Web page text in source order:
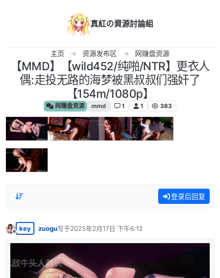
真紅の資源討論組
主页 资源发布区 网赚盘资源
【MMD】【wild452/纯啪/NTR】更衣人
偶:走投无路的海梦被黑叔叔们强奸了
【154m/1080p】
网赚盘资源 mmd 1 1 383
登录后回复
离线
key zuogu写于2025年2月17日 下午6:12
最后由 编辑